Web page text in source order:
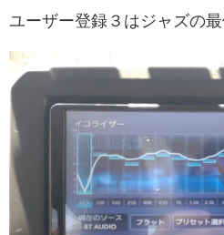
ユーザー登録３はジャズの最